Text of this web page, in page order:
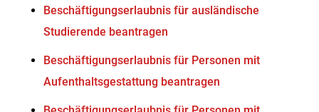
Beschäftigungserlaubnis für ausländische
Studierende beantragen
Beschäftigungserlaubnis für Personen mit
Aufenthaltsgestattung beantragen